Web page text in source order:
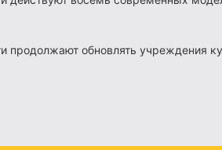
продолжают обновлять учреждения